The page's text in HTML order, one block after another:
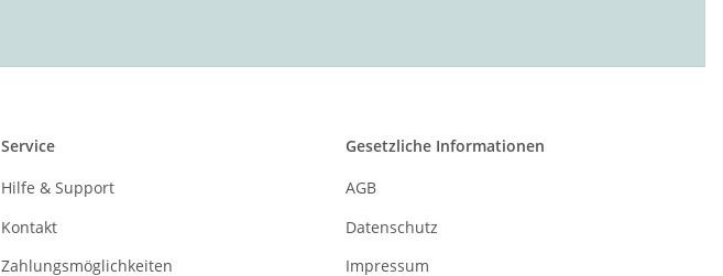
Service
Hilfe & Support
Kontakt
Zahlungsmöglichkeiten
Gesetzliche Informationen
AGB
Datenschutz
Impressum